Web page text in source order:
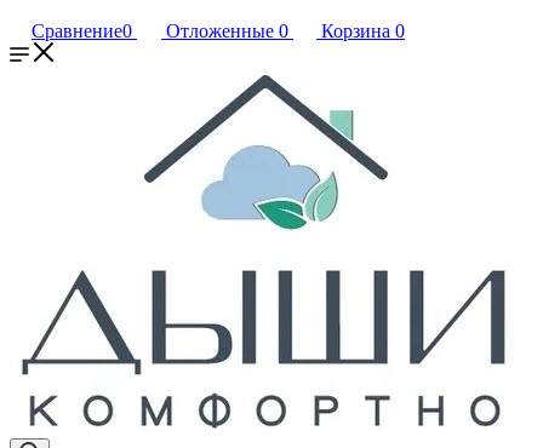
Сравнение0 Отложенные 0 Корзина 0